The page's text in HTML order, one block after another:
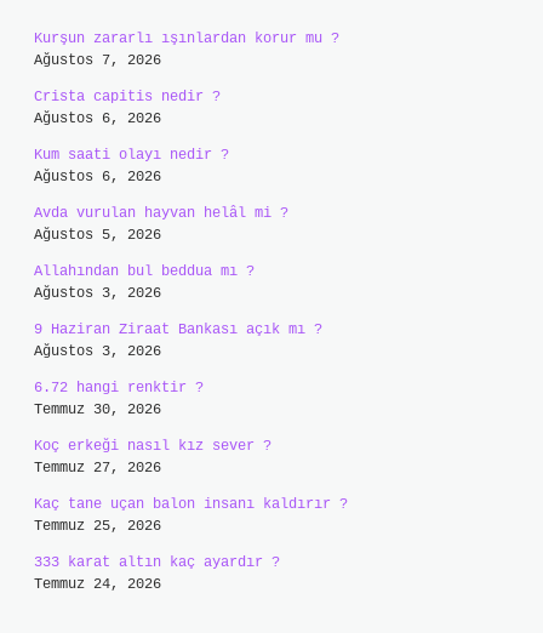
Kurşun zararlı ışınlardan korur mu ?
Ağustos 7, 2026
Crista capitis nedir ?
Ağustos 6, 2026
Kum saati olayı nedir ?
Ağustos 6, 2026
Avda vurulan hayvan helâl mi ?
Ağustos 5, 2026
Allahından bul beddua mı ?
Ağustos 3, 2026
9 Haziran Ziraat Bankası açık mı ?
Ağustos 3, 2026
6.72 hangi renktir ?
Temmuz 30, 2026
Koç erkeği nasıl kız sever ?
Temmuz 27, 2026
Kaç tane uçan balon insanı kaldırır ?
Temmuz 25, 2026
333 karat altın kaç ayardır ?
Temmuz 24, 2026